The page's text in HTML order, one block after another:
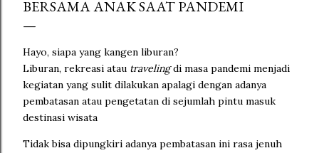
BERSAMA ANAK SAAT PANDEMI
Hayo, siapa yang kangen liburan?
Liburan, rekreasi atau travelingdi masa pandemi menjadi
kegiatan yang sulit dilakukan apalagi dengan adanya
pembatasan atau pengetatan di sejumlah pintu masuk
destinasi wisata
Tidak bisa dipungkiri adanya pembatasan ini rasa jenuh